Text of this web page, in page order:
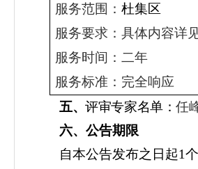
服务范围：杜集区
服务要求 ：具体内容详
服务时间： 二年
服务标准：完全响应
五、评审专家名单：任
六、 公告期限
自本公告发布之日起1